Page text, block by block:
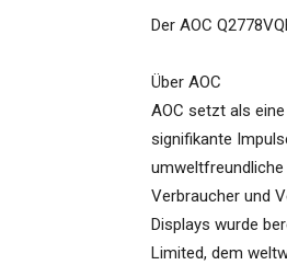
Der AOC
Über AOC
AOC setzt als
signifikante
Verbraucher und
Displays wurde
Limited, dem